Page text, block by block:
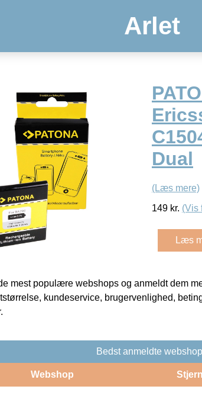
Arlet
Dual
(Læs mere)
149 kr. (Vis
Læs
mest populære webshops og anmeldt dem
kundeservice, brugervenlighed,
Bedst anmeldte
Webshop